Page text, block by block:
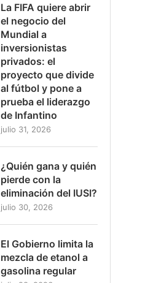
La FIFA quiere abrir
el negocio del
Mundial a
inversionistas
privados: el
proyecto que divide
al fútbol y pone a
prueba el liderazgo
de Infantino
julio 31, 2026
¿Quién gana y quién
pierde con la
eliminación del IUSI?
julio 30, 2026
El Gobierno limita la
mezcla de etanol a
gasolina regular